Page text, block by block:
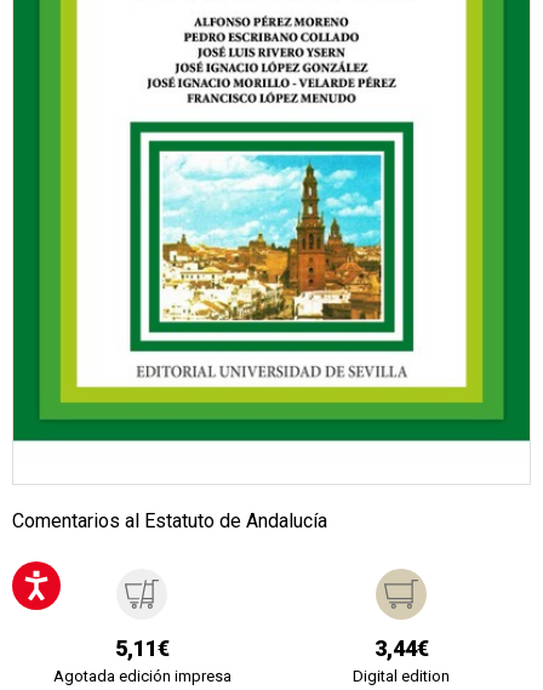
Comentarios al Estatuto de Andalucía
5,11€
Agotada edición impresa
3,44€
Digital edition